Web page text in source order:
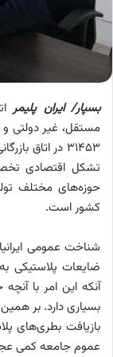
بسپار/ ایران پلیمر
۳۱۴۵۳ در اتاق
حوزه‌های مختلف
کشور است.
شناخت عمومی
ضایعات پلاستیکی
آنکه این امر با
بسیاری دارد. بر
بازیافت بطری‌های
عموم جامعه کمی